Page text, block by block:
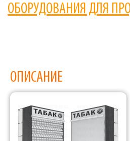
Фабрика
ОБОРУДОВАНИЯ ДЛЯ
ОПИСАНИЕ